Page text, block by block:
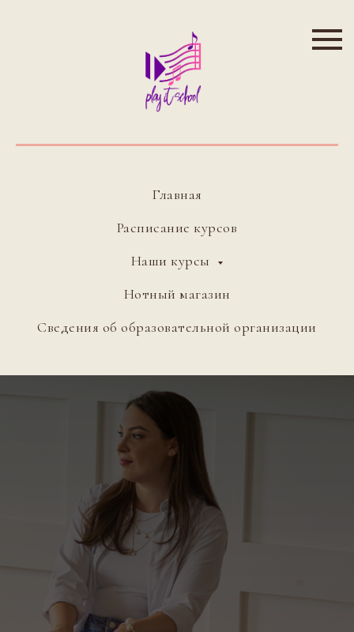
Главная
Расписание курсов
Наши курсы
Нотный магазин
Сведения об образовательной организации